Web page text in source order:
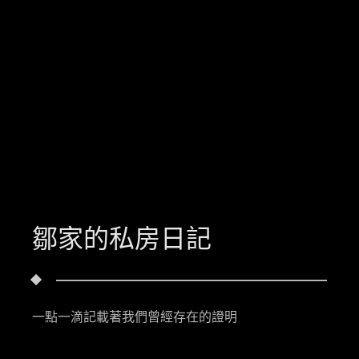
鄒家的私房日記
一點一滴記載著我們曾經存在的證明